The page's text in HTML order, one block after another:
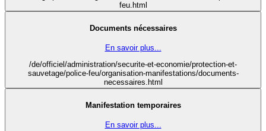
feu.html
Documents nécessaires
En savoir plus...
/de/officiel/administration/securite-et-economie/protection-et-
sauvetage/police-feu/organisation-manifestations/documents-
necessaires.html
Manifestation temporaires
En savoir plus...